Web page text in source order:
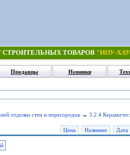
СТРОИТЕЛЬНЫХ ТОВАРОВ "НОУ-
Продавцы Новинки
отделки стен и перегородок→ 3.2.4
Цена Название Дата